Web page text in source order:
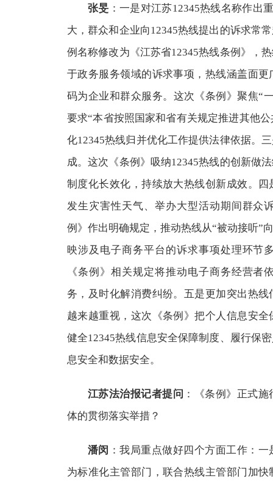
张旻 ：一是对江苏12345热线名称作出
大，群众和企业向12345热线提出的诉求常
例名称修改为《江苏省12345热线条例》，
于政务服务领域的诉求事项，热线涵盖面
码为企业和群众服务。这次《条例》聚焦“
要求“本省按照国家和省有关规定推进其他
化12345热线归并优化工作提供法律依据。
成。这次《条例》吸纳12345热线的创新做
制度化长效化，持续放大热线创新成效。
发生灾害性天气、举办大型活动期间群众
例》作出明确规定，推动热线从“被动接听”
映涉及电子商务平台的诉求事项处理环节
《条例》相关规定将推动电子商务经营者
务，及时化解消费纠纷。五是更加突出热
越来越重视，这次《条例》把个人信息安
健全12345热线信息安全保障制度、履行保
息安全和数据安全。
江苏法治报记者提问 ：《条例》正式
体的贯彻落实举措？
潘闵 ：我局重点做好四个方面工作：
为标准化主管部门，联合热线主管部门加